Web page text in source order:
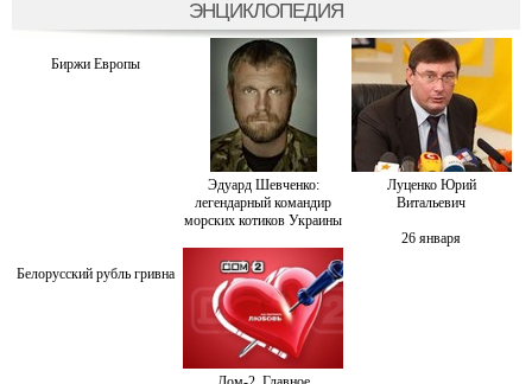
ЭНЦИКЛОПЕДИЯ
Биржи Европы
Эдуард Шевченко:
легендарный командир
морских котиков Украины
Луценко Юрий
Витальевич
26 января
Белорусский рубль гривна